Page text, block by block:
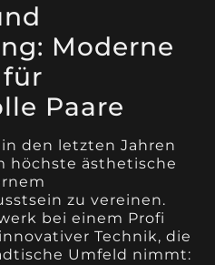
Moderne
Paare
den letzten Jahren
höchste ästhetische
zu vereinen.
bei einem Profi
Technik, die
Umfeld nimmt: